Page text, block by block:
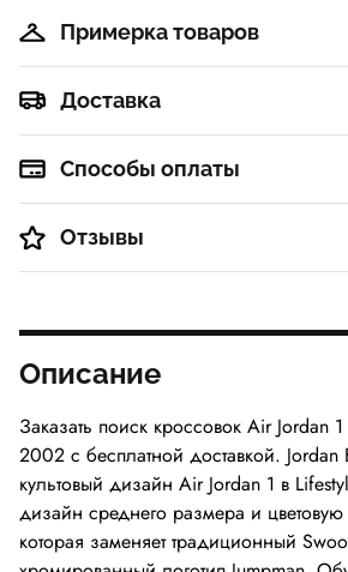
Примерка товаров
Доставка
Способы оплаты
Отзывы
Описание
Заказать поиск кроссовок Air Jordan
2002 с бесплатной доставкой. Jordan
культовый дизайн Air Jordan 1 в
дизайн среднего размера и
которая заменяет традиционный